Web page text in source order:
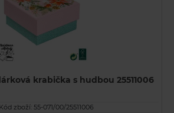
krabička s hudbou 25511006
zboží: 55-071/00/25511006